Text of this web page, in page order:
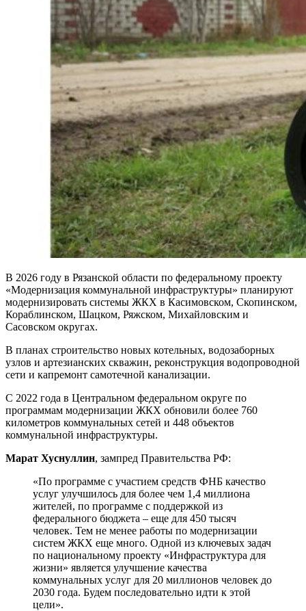
В 2026 году в Рязанской области по федеральному проекту
«Модернизация коммунальной инфраструктуры» планируют
модернизировать системы ЖКХ в Касимовском, Скопинском,
Кораблинском, Шацком, Ряжском, Михайловским и
Сасовском округах.
В планах строительство новых котельных, водозаборных
узлов и артезианских скважин, реконструкция водопроводной
сети и капремонт самотечной канализации.
С 2022 года в Центральном федеральном округе по
программам модернизации ЖКХ обновили более 760
километров коммунальных сетей и 448 объектов
коммунальной инфраструктуры.
Марат Хуснуллин, зампред Правительства РФ:
«По программе с участием средств ФНБ качество
услуг улучшилось для более чем 1,4 миллиона
жителей, по программе с поддержкой из
федерального бюджета – еще для 450 тысяч
человек. Тем не менее работы по модернизации
систем ЖКХ еще много. Одной из ключевых задач
по национальному проекту «Инфраструктура для
жизни» является улучшение качества
коммунальных услуг для 20 миллионов человек до
2030 года. Будем последовательно идти к этой
цели».